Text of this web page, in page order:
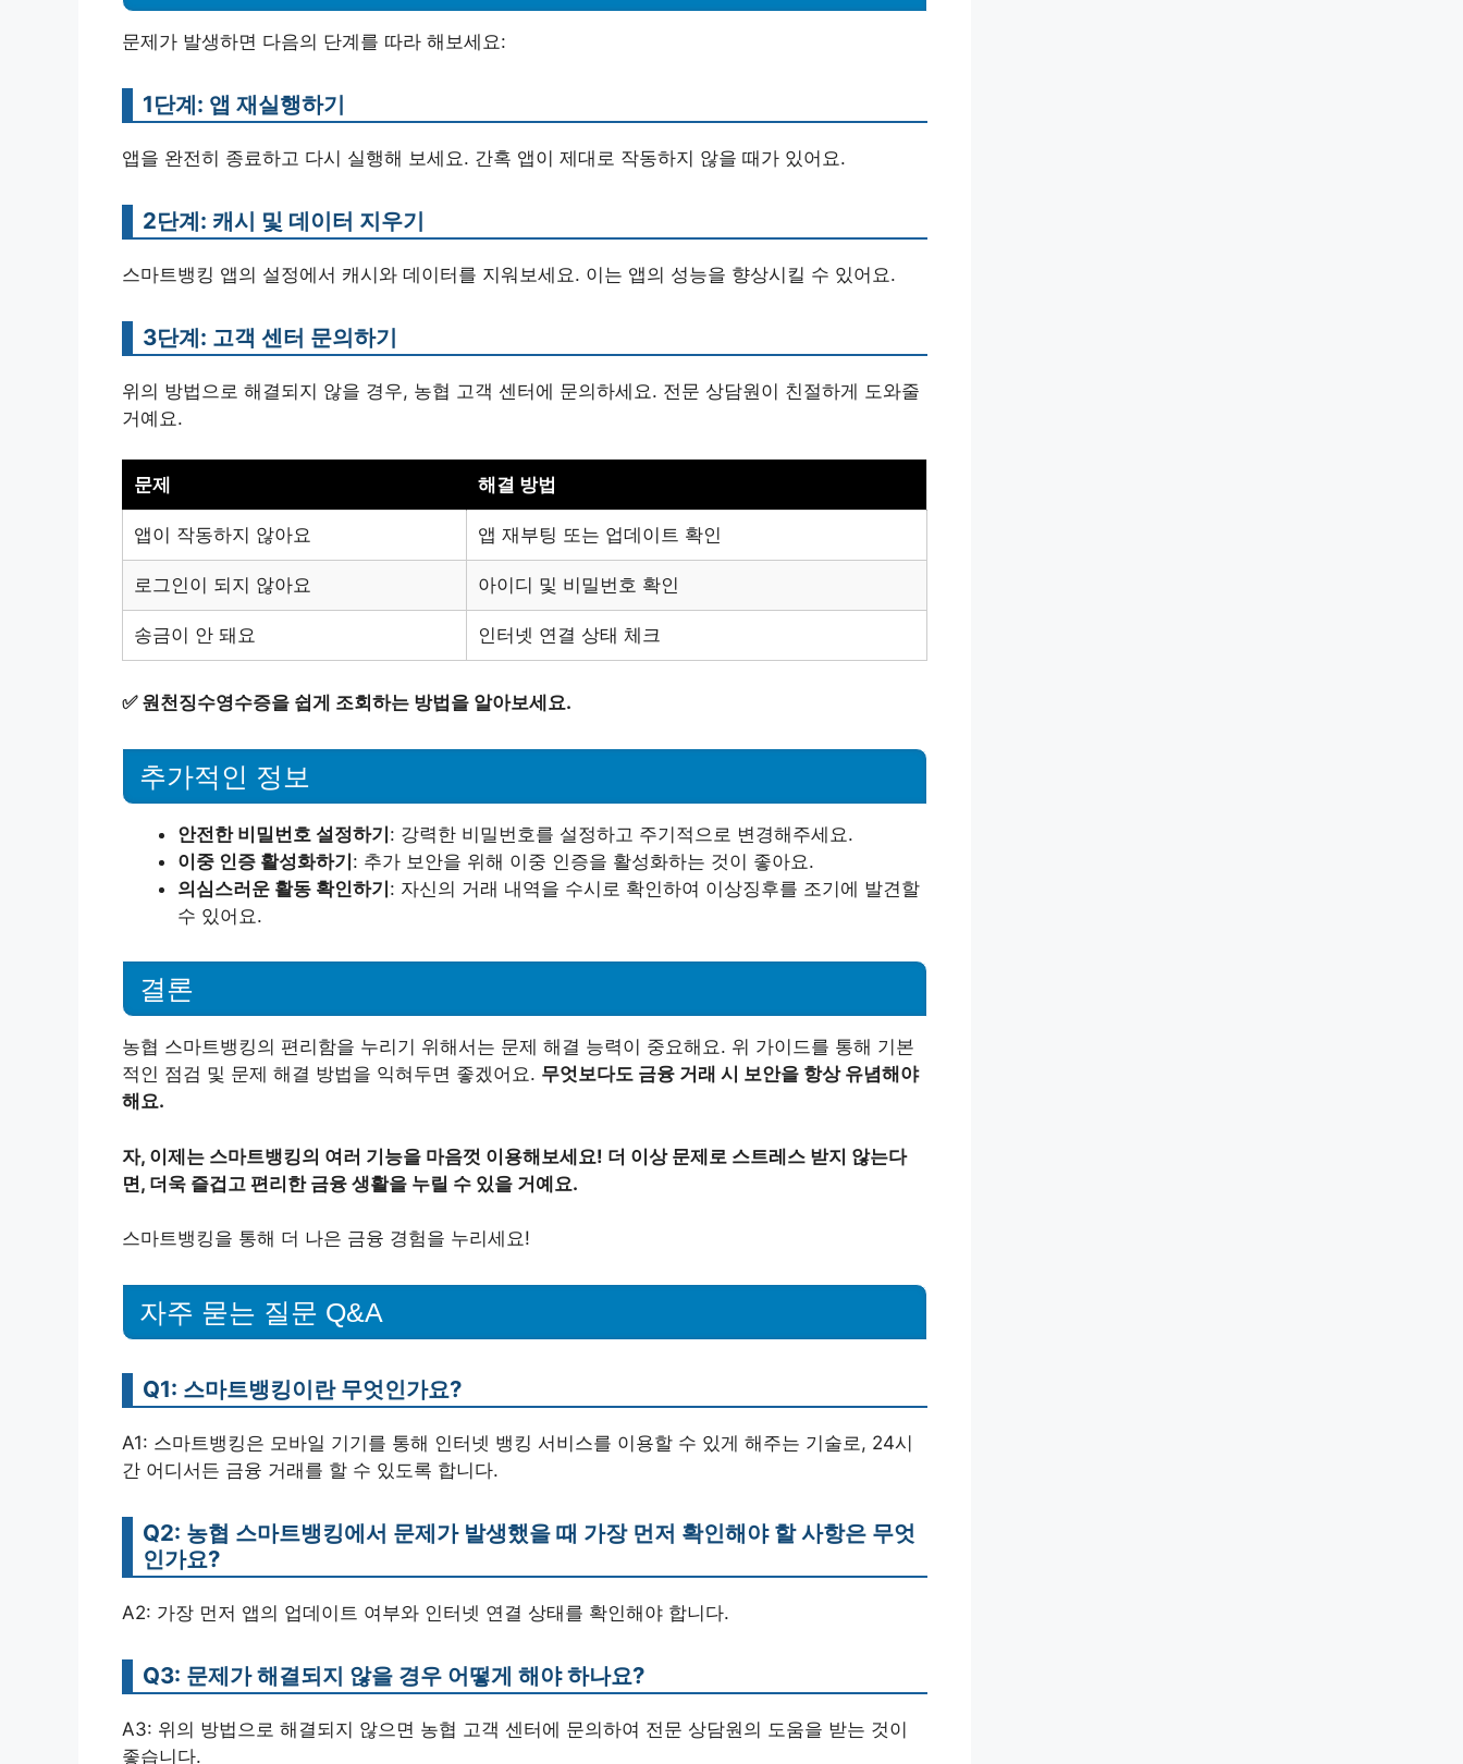
문제가 발생하면 다음의 단계를 따라 해보세요:
1단계: 앱 재실행하기
앱을 완전히 종료하고 다시 실행해 보세요. 간혹 앱이 제대로 작동하지 않을 때가 있어요.
2단계: 캐시 및 데이터 지우기
스마트뱅킹 앱의 설정에서 캐시와 데이터를 지워보세요. 이는 앱의 성능을 향상시킬 수 있어요.
3단계: 고객 센터 문의하기
위의 방법으로 해결되지 않을 경우, 농협 고객 센터에 문의하세요. 전문 상담원이 친절하게 도와줄
거예요.
문제 해결 방법
앱이 작동하지 않아요 앱 재부팅 또는 업데이트 확인
로그인이 되지 않아요 아이디 및 비밀번호 확인
송금이 안 돼요 인터넷 연결 상태 체크
✅ 원천징수영수증을 쉽게 조회하는 방법을 알아보세요.
추가적인 정보
안전한 비밀번호 설정하기: 강력한 비밀번호를 설정하고 주기적으로 변경해주세요.
이중 인증 활성화하기: 추가 보안을 위해 이중 인증을 활성화하는 것이 좋아요.
의심스러운 활동 확인하기: 자신의 거래 내역을 수시로 확인하여 이상징후를 조기에 발견할
수 있어요.
결론
농협 스마트뱅킹의 편리함을 누리기 위해서는 문제 해결 능력이 중요해요. 위 가이드를 통해 기본
적인 점검 및 문제 해결 방법을 익혀두면 좋겠어요. 무엇보다도 금융 거래 시 보안을 항상 유념해야
해요.
자, 이제는 스마트뱅킹의 여러 기능을 마음껏 이용해보세요! 더 이상 문제로 스트레스 받지 않는다
면, 더욱 즐겁고 편리한 금융 생활을 누릴 수 있을 거예요.
스마트뱅킹을 통해 더 나은 금융 경험을 누리세요!
자주 묻는 질문 Q&A
Q1: 스마트뱅킹이란 무엇인가요?
A1: 스마트뱅킹은 모바일 기기를 통해 인터넷 뱅킹 서비스를 이용할 수 있게 해주는 기술로, 24시
간 어디서든 금융 거래를 할 수 있도록 합니다.
Q2: 농협 스마트뱅킹에서 문제가 발생했을 때 가장 먼저 확인해야 할 사항은 무엇
인가요?
A2: 가장 먼저 앱의 업데이트 여부와 인터넷 연결 상태를 확인해야 합니다.
Q3: 문제가 해결되지 않을 경우 어떻게 해야 하나요?
A3: 위의 방법으로 해결되지 않으면 농협 고객 센터에 문의하여 전문 상담원의 도움을 받는 것이
좋습니다.